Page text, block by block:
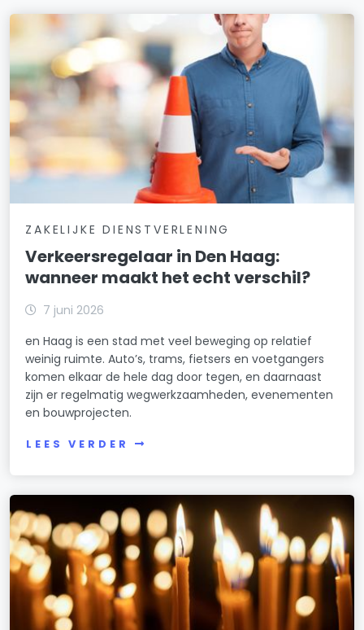
ZAKELIJKE DIENSTVERLENING
Verkeersregelaar in Den Haag:
wanneer maakt het echt verschil?
7 juni 2026
en Haag is een stad met veel beweging op relatief
weinig ruimte. Auto’s, trams, fietsers en voetgangers
komen elkaar de hele dag door tegen, en daarnaast
zijn er regelmatig wegwerkzaamheden, evenementen
en bouwprojecten.
LEES VERDER